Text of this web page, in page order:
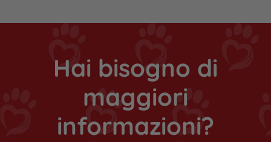
Hai bisogno di
maggiori
informazioni?